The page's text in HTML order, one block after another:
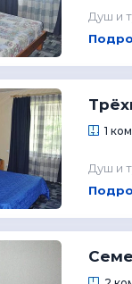
Душ и
1
Душ и